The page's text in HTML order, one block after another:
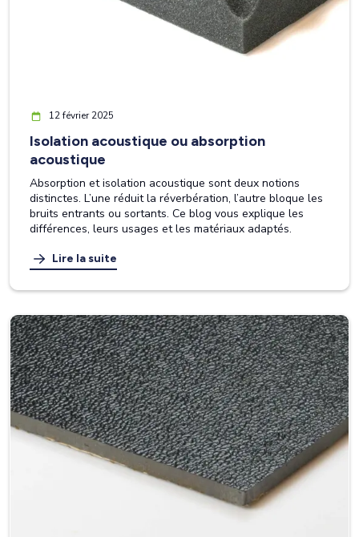
12 février 2025
Isolation acoustique ou absorption
acoustique
Absorption et isolation acoustique sont deux notions
distinctes. L’une réduit la réverbération, l’autre bloque les
bruits entrants ou sortants. Ce blog vous explique les
différences, leurs usages et les matériaux adaptés.
Lire la suite